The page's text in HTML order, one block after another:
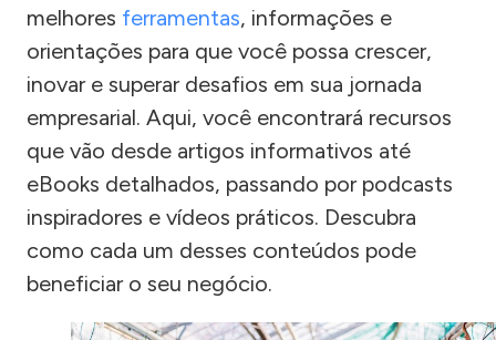
melhores ferramentas, informações e
orientações para que você possa crescer,
inovar e superar desafios em sua jornada
empresarial. Aqui, você encontrará recursos
que vão desde artigos informativos até
eBooks detalhados, passando por podcasts
inspiradores e vídeos práticos. Descubra
como cada um desses conteúdos pode
beneficiar o seu negócio.